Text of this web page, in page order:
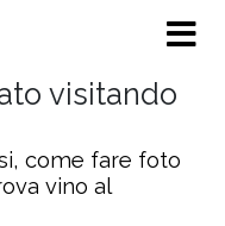
visitando
come fare foto
vino al